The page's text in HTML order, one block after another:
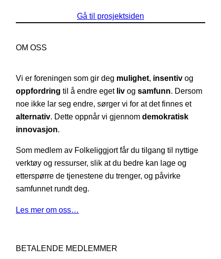
Gå til prosjektsiden
OM OSS
Vi er foreningen som gir deg mulighet, insentiv og
oppfordring til å endre eget liv og samfunn. Dersom
noe ikke lar seg endre, sørger vi for at det finnes et
alternativ. Dette oppnår vi gjennom demokratisk
innovasjon.
Som medlem av Folkeliggjort får du tilgang til nyttige
verktøy og ressurser, slik at du bedre kan lage og
etterspørre de tjenestene du trenger, og påvirke
samfunnet rundt deg.
Les mer om oss…
BETALENDE MEDLEMMER